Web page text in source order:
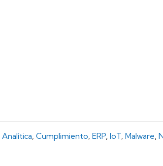
Analítica, Cumplimiento, ERP, IoT, Malware,